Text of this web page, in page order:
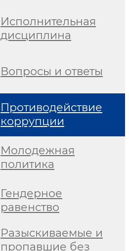
Исполнительная
дисциплина
Вопросы и ответы
Противодействие
коррупции
Молодежная
политика
Гендерное
равенство
Разыскиваемые и
пропавшие без